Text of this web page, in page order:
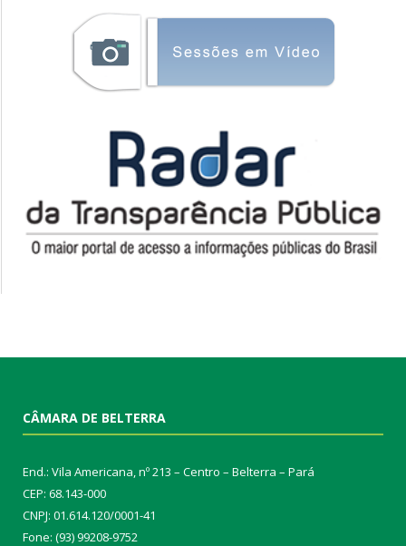
CÂMARA DE BELTERRA
End.: Vila Americana, nº 213 – Centro – Belterra – Pará
CEP: 68.143-000
CNPJ: 01.614.120/0001-41
Fone: (93) 99208-9752